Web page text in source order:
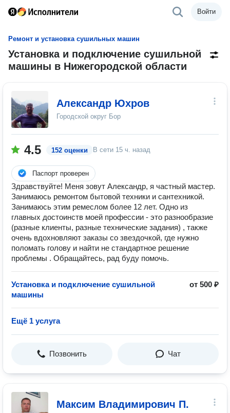
Войти
Ремонт и установка сушильных машин
Установка и подключение сушильной
машины в Нижегородской области
Александр Юхров
Городской округ Бор
4.5 152 оценки В сети 15 ч. назад
Паспорт проверен
Здравствуйте! Меня зовут Александр, я частный мастер.
Занимаюсь ремонтом бытовой техники и сантехникой.
Занимаюсь этим ремеслом более 12 лет. Одно из
главных достоинств моей профессии - это разнообразие
(разные клиенты, разные технические задания) , также
очень вдохновляют заказы со звездочкой, где нужно
поломать голову и найти не стандартное решение
проблемы . Обращайтесь, рад буду помочь.
Установка и подключение сушильной
машины
от 500 ₽
Ещё 1 услуга
Позвонить Чат
Максим Владимирович П.